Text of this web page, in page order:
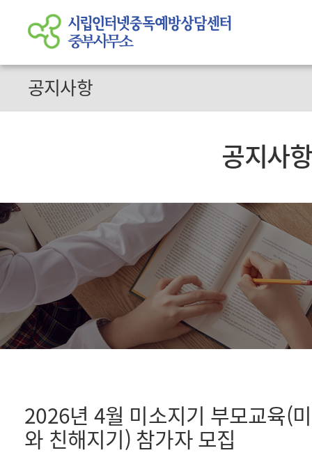
공지사항
공지사
2026년 4월 미소지기 부모교육(
와 친해지기) 참가자 모집